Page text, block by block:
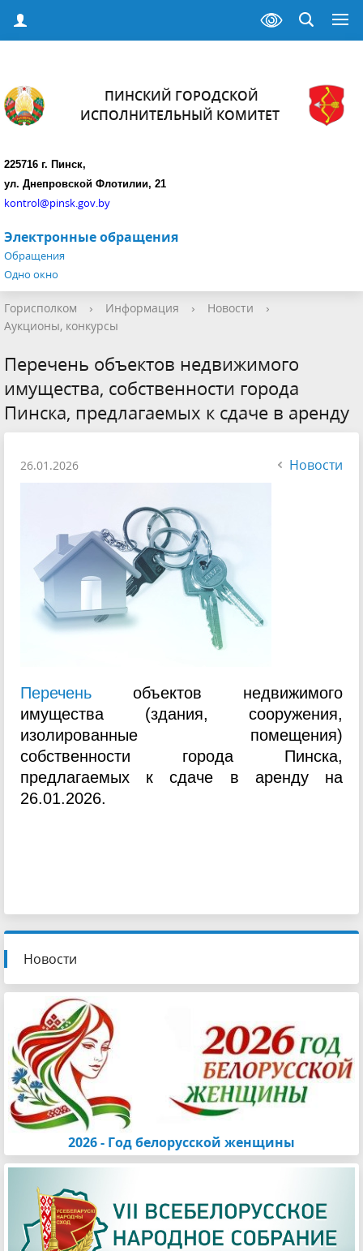
ПИНСКИЙ ГОРОДСКОЙ
ИСПОЛНИТЕЛЬНЫЙ КОМИТЕТ
225716 г. Пинск,
ул. Днепровской Флотилии, 21
kontrol@pinsk.gov.by
Электронные обращения
Обращения
Одно окно
Горисполком › Информация › Новости
›
Аукционы, конкурсы
Перечень объектов недвижимого
имущества, собственности города
Пинска, предлагаемых к сдаче в аренду
26.01.2026 Новости
Перечень
объектов недвижимого
имущества (здания, сооружения,
изолированные помещения)
собственности города Пинска,
предлагаемых к сдаче в аренду на
26.01.2026.
Новости
2026 - Год белорусской женщины